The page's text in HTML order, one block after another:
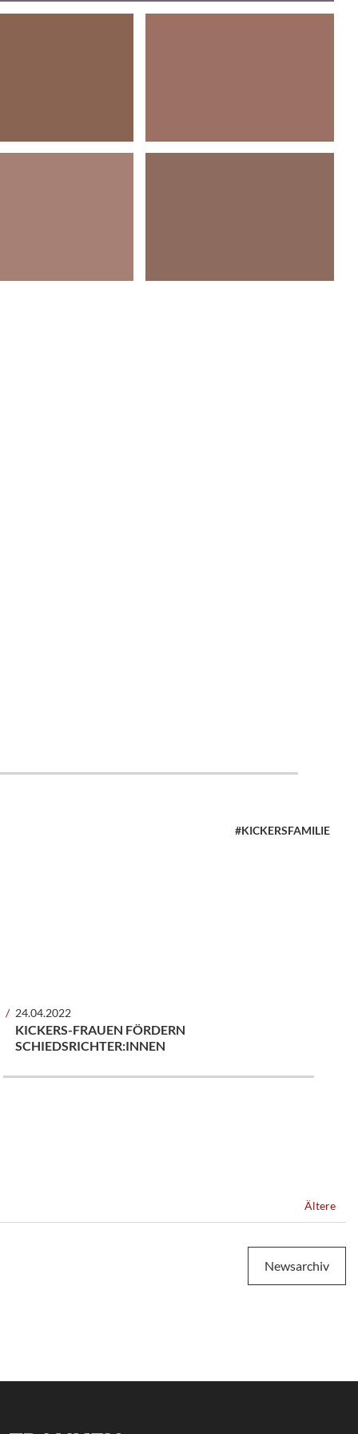
#KICKERSFAMILIE
24.04.2022
KICKERS-FRAUEN FÖRDERN
SCHIEDSRICHTER:INNEN
Ältere
Newsarchiv